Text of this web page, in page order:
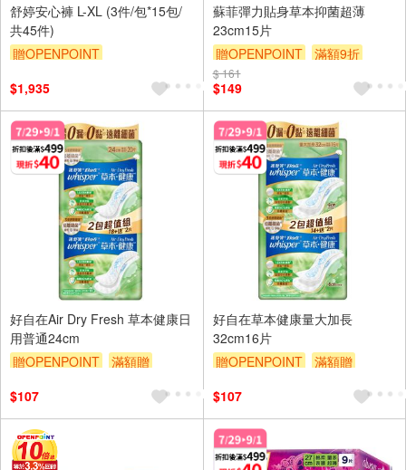
舒婷安心褲 L-XL (3件/包*15包/
共45件)
贈OPENPOINT
$1,935
蘇菲彈力貼身草本抑菌超薄
23cm15片
贈OPENPOINT
滿額9折
贈$200
$ 161
$149
好自在Air Dry Fresh 草本健康日
用普通24cm
贈OPENPOINT
滿額贈
$107
好自在草本健康量大加長
32cm16片
贈OPENPOINT
滿額贈
$107